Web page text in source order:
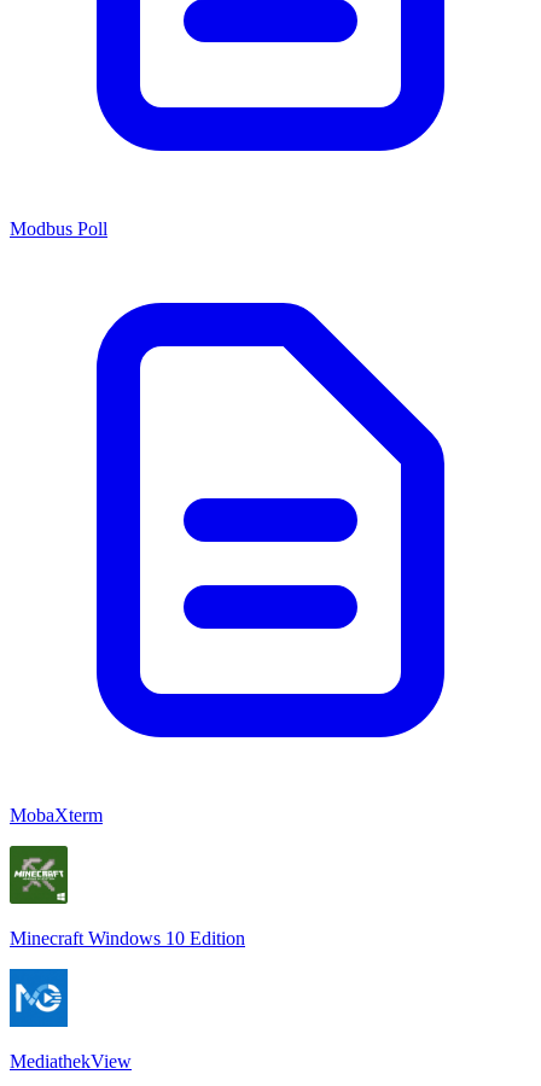
Modbus Poll
MobaXterm
Minecraft Windows 10 Edition
MediathekView